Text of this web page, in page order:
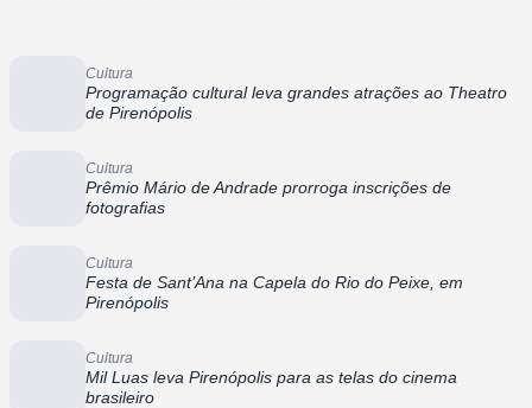
Cultura
Programação cultural leva grandes atrações ao Theatro
de Pirenópolis
Cultura
Prêmio Mário de Andrade prorroga inscrições de
fotografias
Cultura
Festa de Sant’Ana na Capela do Rio do Peixe, em
Pirenópolis
Cultura
Mil Luas leva Pirenópolis para as telas do cinema
brasileiro